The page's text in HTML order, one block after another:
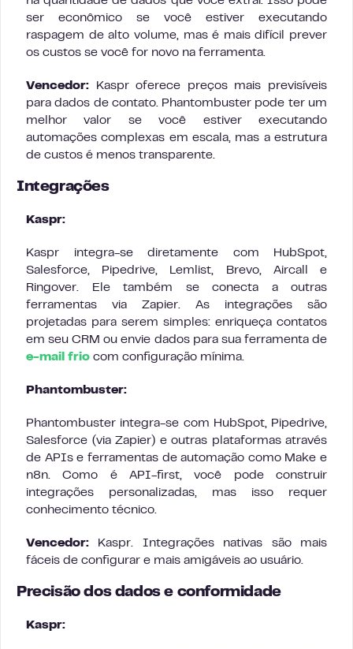
ser econômico se você estiver executando
raspagem de alto volume, mas é mais difícil prever
os custos se você for novo na ferramenta.
Vencedor: Kaspr oferece preços mais previsíveis
para dados de contato. Phantombuster pode ter um
melhor valor se você estiver executando
automações complexas em escala, mas a estrutura
de custos é menos transparente.
Integrações
Kaspr:
Kaspr integra-se diretamente com HubSpot,
Salesforce, Pipedrive, Lemlist, Brevo, Aircall e
Ringover. Ele também se conecta a outras
ferramentas via Zapier. As integrações são
projetadas para serem simples: enriqueça contatos
em seu CRM ou envie dados para sua ferramenta de
e-mail frio com configuração mínima.
Phantombuster:
Phantombuster integra-se com HubSpot, Pipedrive,
Salesforce (via Zapier) e outras plataformas através
de APIs e ferramentas de automação como Make e
n8n. Como é API-first, você pode construir
integrações personalizadas, mas isso requer
conhecimento técnico.
Vencedor: Kaspr. Integrações nativas são mais
fáceis de configurar e mais amigáveis ao usuário.
Precisão dos dados e conformidade
Kaspr: